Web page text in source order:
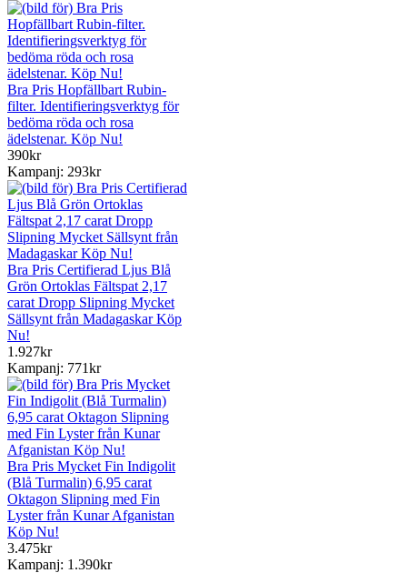
Bra Pris Hopfällbart Rubin-
filter. Identifieringsverktyg för
bedöma röda och rosa
ädelstenar. Köp Nu!
390kr
Kampanj: 293kr
Bra Pris Certifierad Ljus Blå
Grön Ortoklas Fältspat 2,17
carat Dropp Slipning Mycket
Sällsynt från Madagaskar Köp
Nu!
1.927kr
Kampanj: 771kr
Bra Pris Mycket Fin Indigolit
(Blå Turmalin) 6,95 carat
Oktagon Slipning med Fin
Lyster från Kunar Afganistan
Köp Nu!
3.475kr
Kampanj: 1.390kr